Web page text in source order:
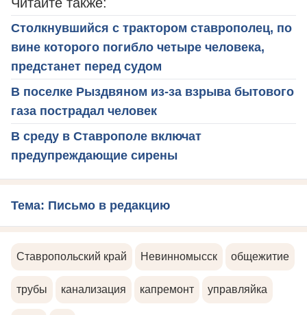
Столкнувшийся с трактором ставрополец, по
вине которого погибло четыре человека,
предстанет перед судом
В поселке Рыздвяном из-за взрыва бытового
газа пострадал человек
В среду в Ставрополе включат
предупреждающие сирены
Тема: Письмо в редакцию
Ставропольский край Невинномысск общежитие
трубы канализация капремонт управляйка